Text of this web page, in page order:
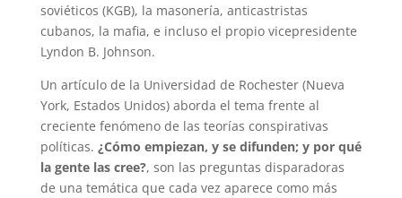
soviéticos (KGB), la masonería, anticastristas
cubanos, la mafia, e incluso el propio vicepresidente
Lyndon B. Johnson.
Un artículo de la Universidad de Rochester (Nueva
York, Estados Unidos) aborda el tema frente al
creciente fenómeno de las teorías conspirativas
políticas. ¿Cómo empiezan, y se difunden; y por qué
la gente las cree?, son las preguntas disparadoras
de una temática que cada vez aparece como más